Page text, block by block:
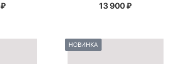
₽ 13 900₽
НОВИНКА